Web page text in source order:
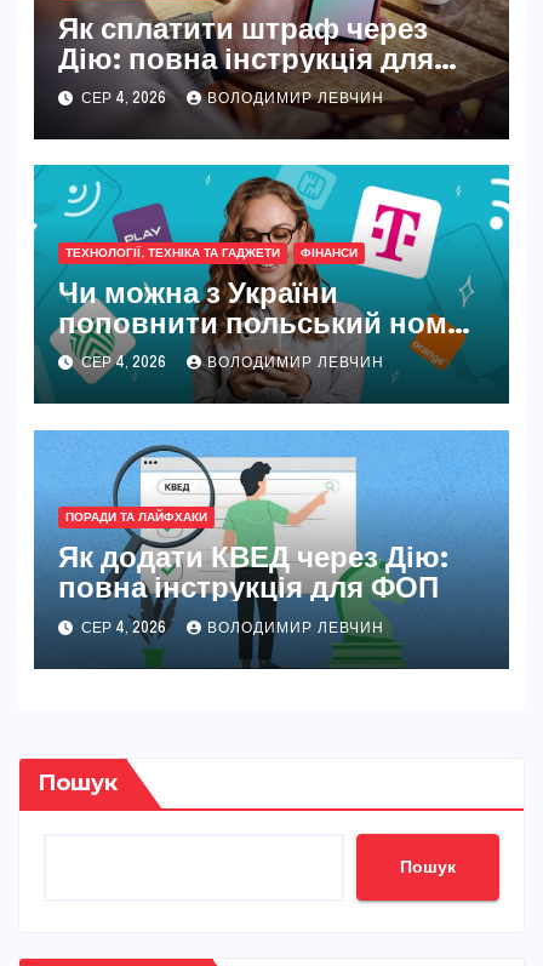
Як сплатити штраф через
Дію: повна інструкція для
новачків і досвідчених
СЕР 4, 2026 ВОЛОДИМИР ЛЕВЧИН
ТЕХНОЛОГІЇ, ТЕХНІКА ТА ГАДЖЕТИ ФІНАНСИ
Чи можна з України
поповнити польський номер
у 2026 році
СЕР 4, 2026 ВОЛОДИМИР ЛЕВЧИН
ПОРАДИ ТА ЛАЙФХАКИ
Як додати КВЕД через Дію:
повна інструкція для ФОП
СЕР 4, 2026 ВОЛОДИМИР ЛЕВЧИН
Пошук
Пошук